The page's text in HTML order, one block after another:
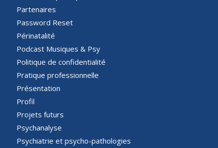
Partenaires
Password Reset
Périnatalité
Podcast Musiques & Psy
Politique de confidentialité
Pratique professionnelle
Présentation
Profil
Projets futurs
Psychanalyse
Psychiatrie et psycho-pathologies